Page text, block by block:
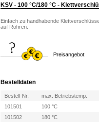
KSV - 100 °C/180 °C -
Einfach zu handhabende
auf Rohren.
Preisangebot
Bestelldaten
Bestell-Nr.
max. Betriebstemp.
101501
100 °C
101502
180 °C